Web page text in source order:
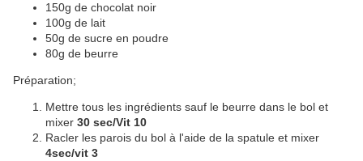
150g de chocolat noir
100g de lait
50g de sucre en poudre
80g de beurre
Préparation;
Mettre tous les ingrédients sauf le beurre dans le bol et
mixer 30 sec/Vit 10
Racler les parois du bol à l'aide de la spatule et mixer
4sec/vit 3